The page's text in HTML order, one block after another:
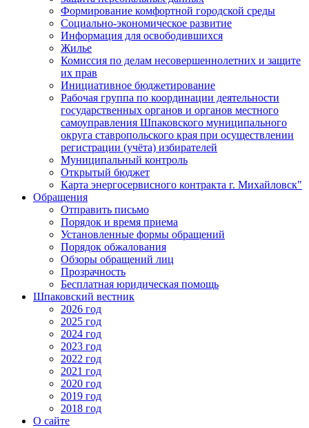
Формирование комфортной городской среды
Социально-экономическое развитие
Информация для освободившихся
Жилье
Комиссия по делам несовершеннолетних и защите
их прав
Инициативное бюджетирование
Рабочая группа по координации деятельности
государственных органов и органов местного
самоуправления Шпаковского муниципального
округа ставропольского края при осуществлении
регистрации (учёта) избирателей
Муниципальный контроль
Открытый бюджет
Карта энергосервисного контракта г. Михайловск"
Обращения
Отправить письмо
Порядок и время приема
Установленные формы обращений
Порядок обжалования
Обзоры обращений лиц
Прозрачность
Бесплатная юридическая помощь
Шпаковский вестник
2026 год
2025 год
2024 год
2023 год
2022 год
2021 год
2020 год
2019 год
2018 год
О сайте